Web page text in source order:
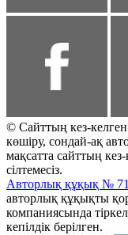
© Сайттың кез-
көшіру, сондай-ақ
мақсатта сайттың
сілтемесіз.
Авторлық құқық №
авторлық құқықты
компаниясында
кепілдік берілген.